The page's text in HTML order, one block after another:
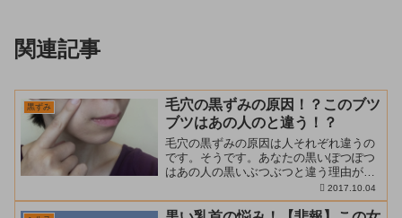
関連記事
黒ずみ
毛穴の黒ずみの原因！？このブツ
ブツはあの人のと違う！？
毛穴の黒ずみの原因は人それぞれ違うの
です。そうです。あなたの黒いぽつぽつ
はあの人の黒いぶつぶつと違う理由があ
るのです。 って、唐突にいわれても『な
んのこっちゃ！？』ってなりますな。 20
代にもなると特に小鼻の周囲の毛穴が開
2017.10.04